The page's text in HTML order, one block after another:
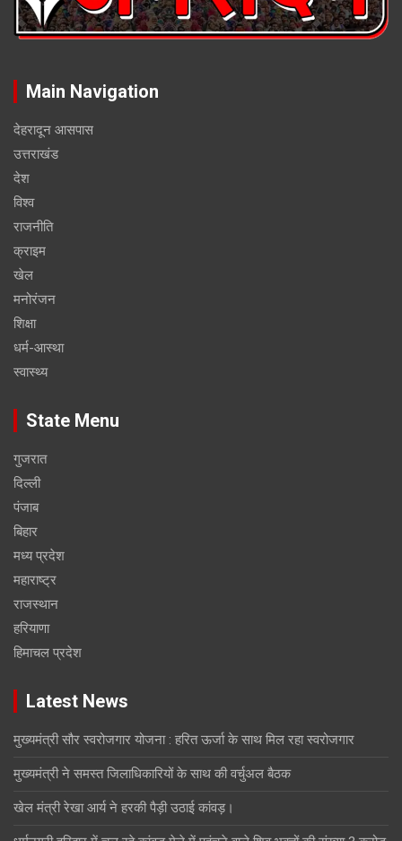
Main Navigation
देहरादून आसपास
उत्तराखंड
देश
विश्व
राजनीति
क्राइम
खेल
मनोरंजन
शिक्षा
धर्म-आस्था
स्वास्थ्य
State Menu
गुजरात
दिल्ली
पंजाब
बिहार
मध्य प्रदेश
महाराष्ट्र
राजस्थान
हरियाणा
हिमाचल प्रदेश
Latest News
मुख्यमंत्री सौर स्वरोजगार योजना : हरित ऊर्जा के साथ मिल रहा स्वरोजगार
मुख्यमंत्री ने समस्त जिलाधिकारियों के साथ की वर्चुअल बैठक
खेल मंत्री रेखा आर्य ने हरकी पैड़ी उठाई कांवड़।